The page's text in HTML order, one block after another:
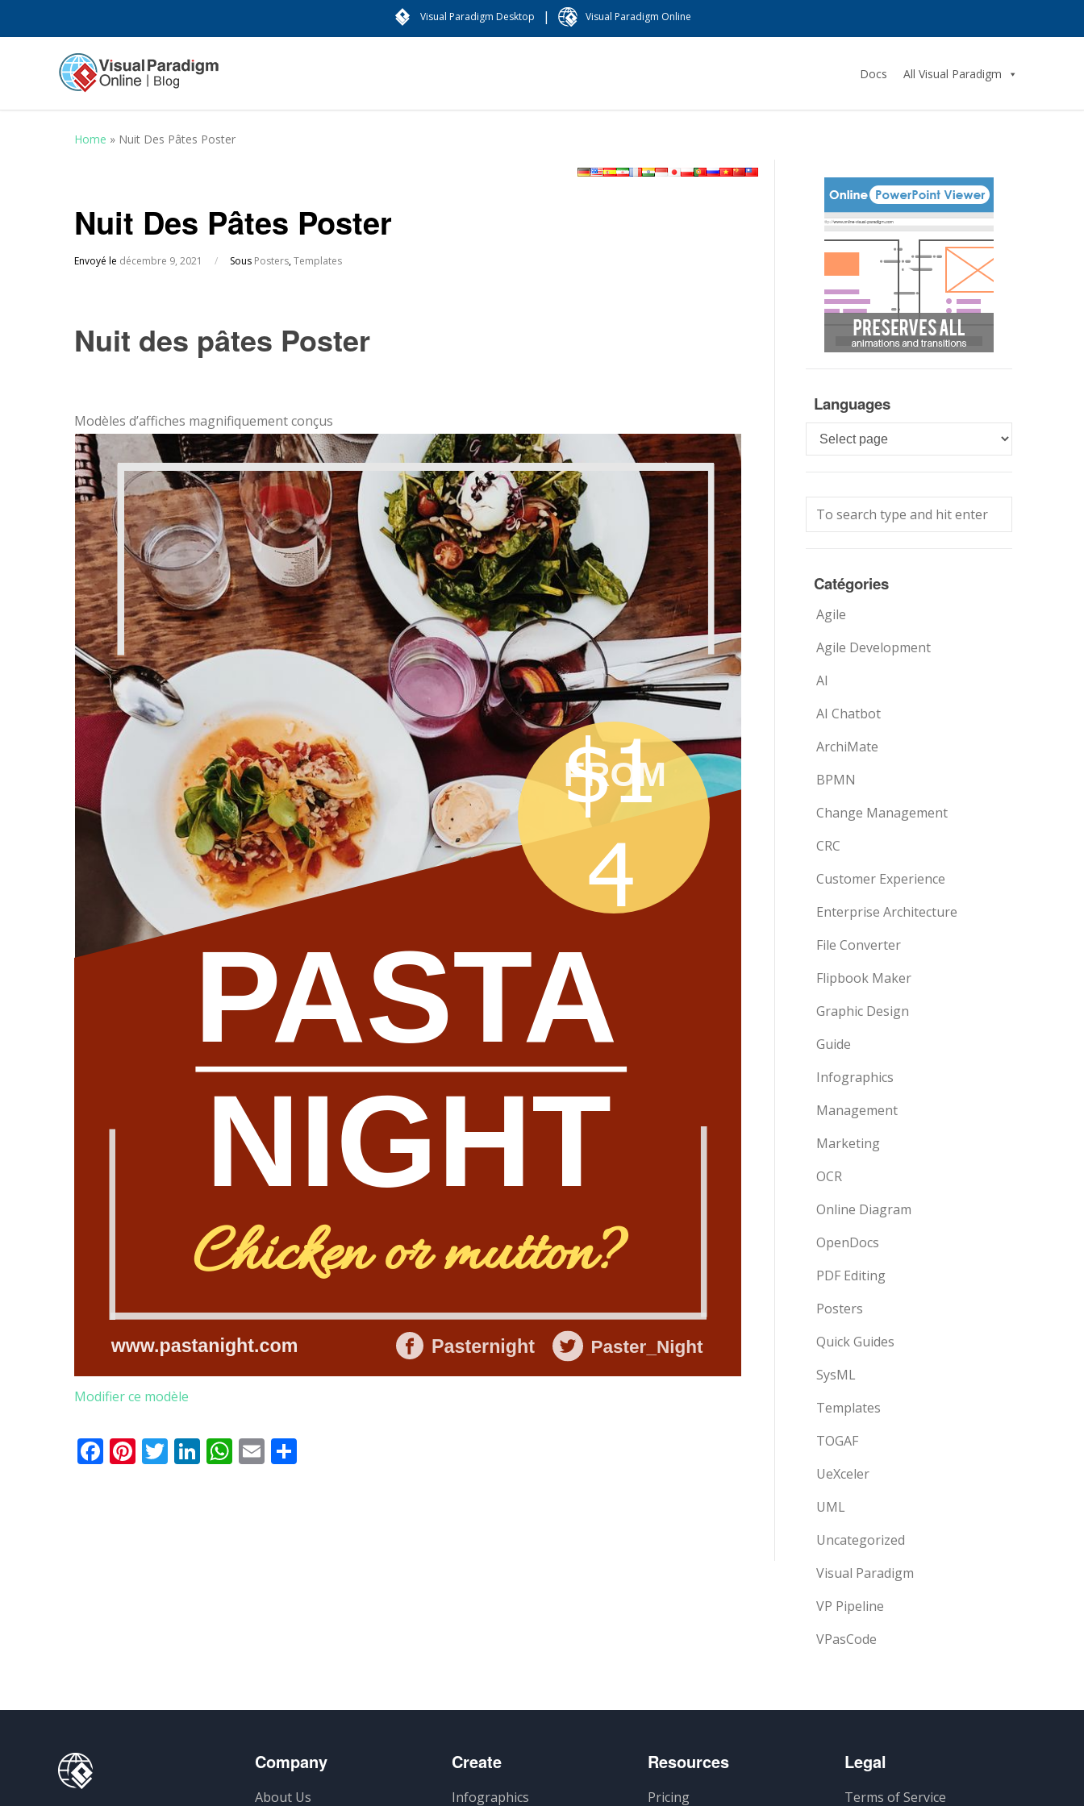
Visual Paradigm Desktop | Visual Paradigm Online
Docs All Visual Paradigm
Home » Nuit Des Pâtes Poster
Nuit Des Pâtes Poster
Envoyé le décembre 9, 2021 / Sous Posters,Templates
Nuit des pâtes Poster
Modèles d’affiches magnifiquement conçus
Modifier ce modèle
Facebook
Pinterest
Twitter
LinkedIn
WhatsApp
Email
Languages
Languages
Catégories
Agile
Agile Development
AI
AI Chatbot
ArchiMate
BPMN
Change Management
CRC
Customer Experience
Enterprise Architecture
File Converter
Flipbook Maker
Graphic Design
Guide
Infographics
Management
Marketing
OCR
Online Diagram
OpenDocs
PDF Editing
Posters
Quick Guides
SysML
Templates
TOGAF
UeXceler
UML
Uncategorized
Visual Paradigm
VP Pipeline
VPasCode
Company
About Us
Create
Infographics
Resources
Pricing
Legal
Terms of Service